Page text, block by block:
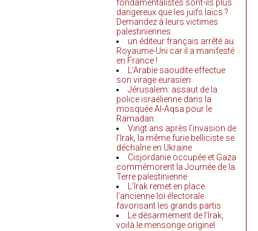
fondamentalistes sont-ils plus
dangereux que les juifs laïcs ?
Demandez à leurs victimes
palestiniennes
un éditeur français arrêté au
Royaume-Uni car il a manifesté
en France !
L’Arabie saoudite effectue
son virage eurasien
Jérusalem: assaut de la
police israélienne dans la
mosquée Al-Aqsa pour le
Ramadan
Vingt ans après l’invasion de
l’Irak, la même furie belliciste se
déchaîne en Ukraine
Cisjordanie occupée et Gaza
commémorent la Journée de la
Terre palestinienne
L’Irak remet en place
l’ancienne loi électorale
favorisant les grands partis
Le désarmement de l’Irak,
voilà le mensonge originel